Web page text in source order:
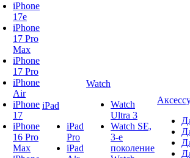
iPhone
17e
iPhone
17 Pro
Max
iPhone
17 Pro
iPhone
Air
iPhone
17
iPhone
16 Pro
Max
iPad
iPad
Pro
iPad
Watch
Watch
Ultra 3
Watch SE,
3-е
поколение